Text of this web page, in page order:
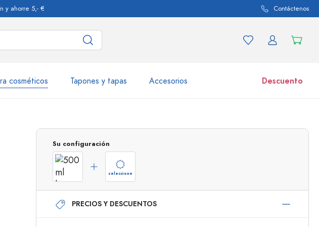
y ahorre 5,- € Contáctenos
cosméticos Tapones y tapas Accesorios Descuento
Botellas de vidrio 750 ml
Botellas de vidrio 1000 ml
Tarros
Su configuración
seleccione
PRECIOS Y DESCUENTOS